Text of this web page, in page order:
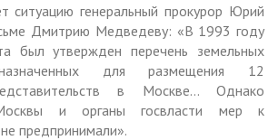
ситуацию генеральный прокурор Юрий
Дмитрию Медведеву: «В 1993 году
был утвержден перечень земельных
для размещения 12
в Москве… Однако
Москвы и органы госвласти мер к
предпринимали».